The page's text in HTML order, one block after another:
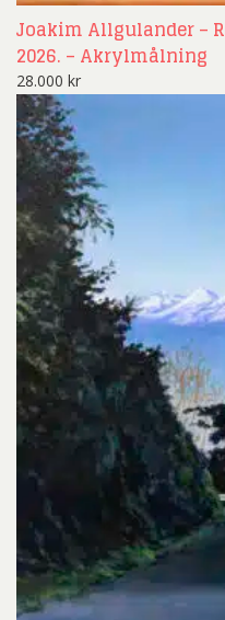
Joakim Allgulander –
2026. – Akrylmålning
28.000 kr